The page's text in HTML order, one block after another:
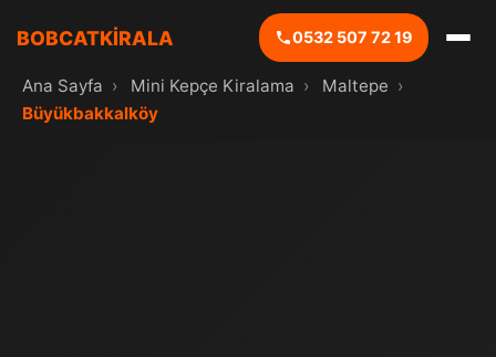
BOBCATKİRALA 0532 507 72 19
Ana Sayfa › Mini Kepçe Kiralama › Maltepe ›
Büyükbakkalköy